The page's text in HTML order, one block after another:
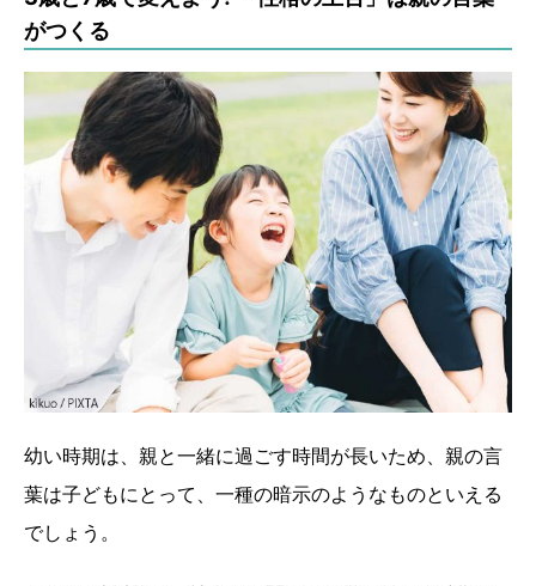
がつくる
幼い時期は、親と一緒に過ごす時間が長いため、親の言
葉は子どもにとって、一種の暗示のようなものといえる
でしょう。